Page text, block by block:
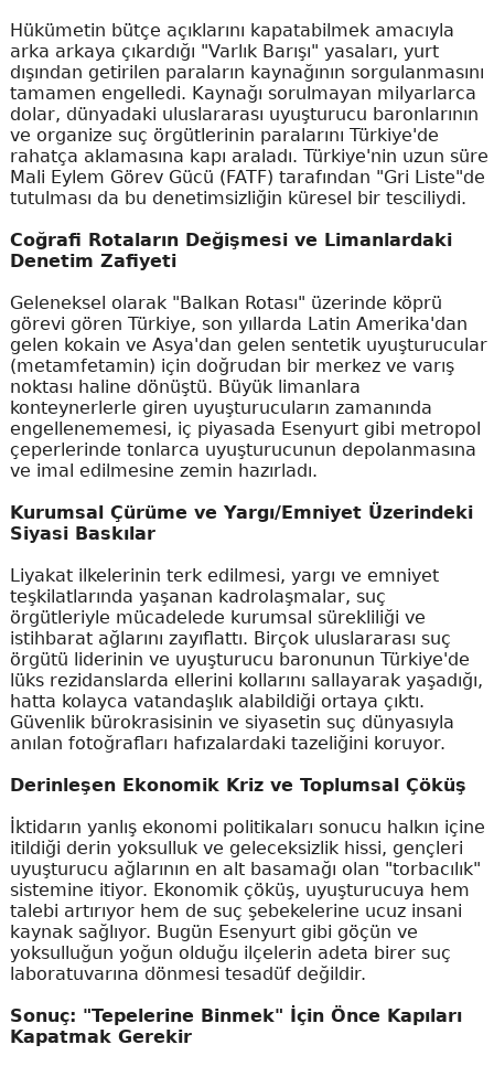
Hükümetin bütçe açıklarını kapatabilmek amacıyla
arka arkaya çıkardığı "Varlık Barışı" yasaları, yurt
dışından getirilen paraların kaynağının sorgulanmasını
tamamen engelledi. Kaynağı sorulmayan milyarlarca
dolar, dünyadaki uluslararası uyuşturucu baronlarının
ve organize suç örgütlerinin paralarını Türkiye'de
rahatça aklamasına kapı araladı. Türkiye'nin uzun süre
Mali Eylem Görev Gücü (FATF) tarafından "Gri Liste"de
tutulması da bu denetimsizliğin küresel bir tesciliydi.
Coğrafi Rotaların Değişmesi ve Limanlardaki
Denetim Zafiyeti
Geleneksel olarak "Balkan Rotası" üzerinde köprü
görevi gören Türkiye, son yıllarda Latin Amerika'dan
gelen kokain ve Asya'dan gelen sentetik uyuşturucular
(metamfetamin) için doğrudan bir merkez ve varış
noktası haline dönüştü. Büyük limanlara
konteynerlerle giren uyuşturucuların zamanında
engellenememesi, iç piyasada Esenyurt gibi metropol
çeperlerinde tonlarca uyuşturucunun depolanmasına
ve imal edilmesine zemin hazırladı.
Kurumsal Çürüme ve Yargı/Emniyet Üzerindeki
Siyasi Baskılar
Liyakat ilkelerinin terk edilmesi, yargı ve emniyet
teşkilatlarında yaşanan kadrolaşmalar, suç
örgütleriyle mücadelede kurumsal sürekliliği ve
istihbarat ağlarını zayıflattı. Birçok uluslararası suç
örgütü liderinin ve uyuşturucu baronunun Türkiye'de
lüks rezidanslarda ellerini kollarını sallayarak yaşadığı,
hatta kolayca vatandaşlık alabildiği ortaya çıktı.
Güvenlik bürokrasisinin ve siyasetin suç dünyasıyla
anılan fotoğrafları hafızalardaki tazeliğini koruyor.
Derinleşen Ekonomik Kriz ve Toplumsal Çöküş
İktidarın yanlış ekonomi politikaları sonucu halkın içine
itildiği derin yoksulluk ve geleceksizlik hissi, gençleri
uyuşturucu ağlarının en alt basamağı olan "torbacılık"
sistemine itiyor. Ekonomik çöküş, uyuşturucuya hem
talebi artırıyor hem de suç şebekelerine ucuz insani
kaynak sağlıyor. Bugün Esenyurt gibi göçün ve
yoksulluğun yoğun olduğu ilçelerin adeta birer suç
laboratuvarına dönmesi tesadüf değildir.
Sonuç: "Tepelerine Binmek" İçin Önce Kapıları
Kapatmak Gerekir